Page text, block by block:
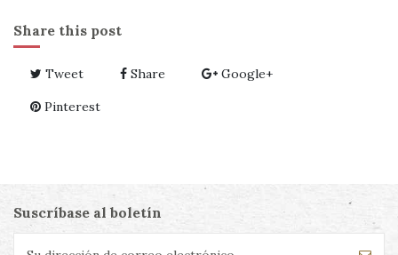
Share this post
Tweet Share Google+
Pinterest
Suscríbase al boletín